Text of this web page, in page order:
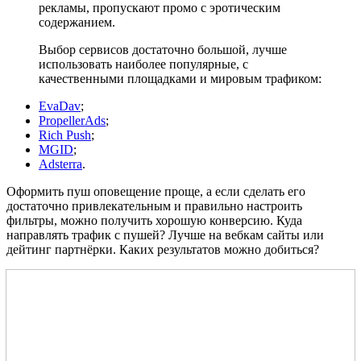
рекламы, пропускают промо с эротическим
содержанием.
Выбор сервисов достаточно большой, лучше
использовать наиболее популярные, с
качественными площадками и мировым трафиком:
EvaDav;
PropellerAds;
Rich Push;
MGID;
Adsterra.
Оформить пуш оповещение проще, а если сделать его
достаточно привлекательным и правильно настроить
фильтры, можно получить хорошую конверсию. Куда
направлять трафик с пушей? Лучше на вебкам сайты или
дейтинг партнёрки. Каких результатов можно добиться?